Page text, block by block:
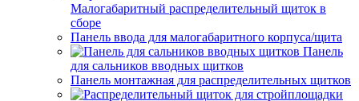
Малогабаритный распределительный щиток в
сборе
Панель ввода для малогабаритного корпуса/щита
Панель
для сальников вводных щитков
Панель монтажная для распределительных щитков